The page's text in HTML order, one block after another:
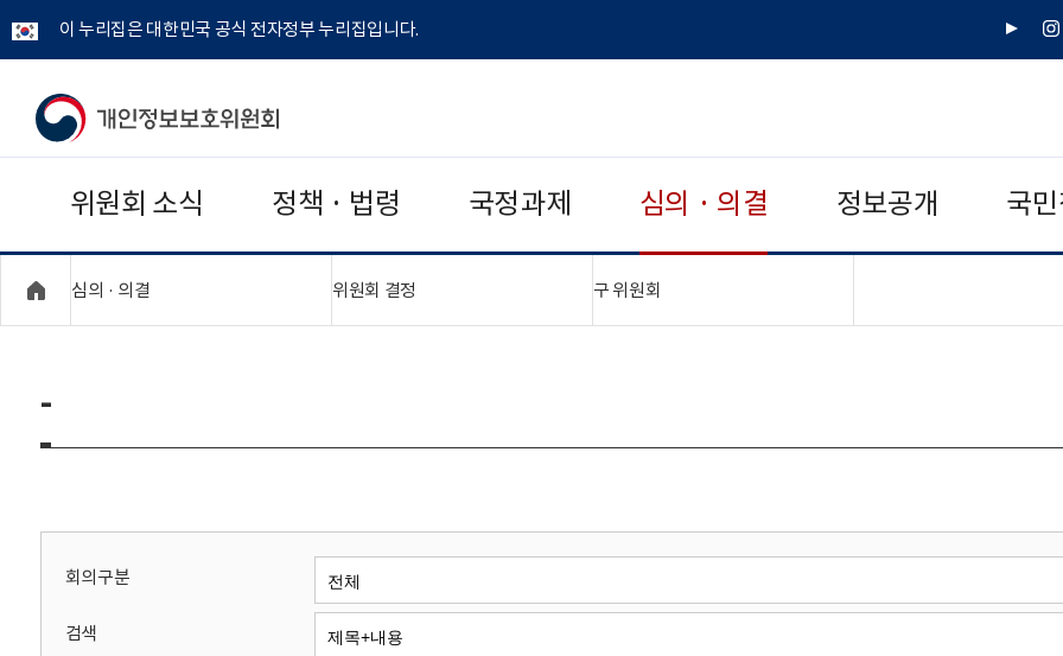
이 누리집은 대한민국 공식 전자정부 누리집입니다.
유
인
개
보
보
위
회
위원회 소식 정책 · 법령 국정과제 심의 · 의결 정보공개 국
심의 · 의결 위원회 결정 구 위원회
-
회의구분
검색